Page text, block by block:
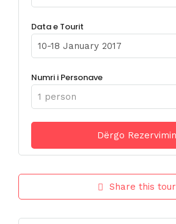
Data e Tourit
Numri i Personave
Share this tour